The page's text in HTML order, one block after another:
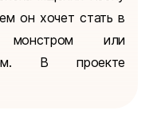
он хочет стать в
монстром или
В проекте